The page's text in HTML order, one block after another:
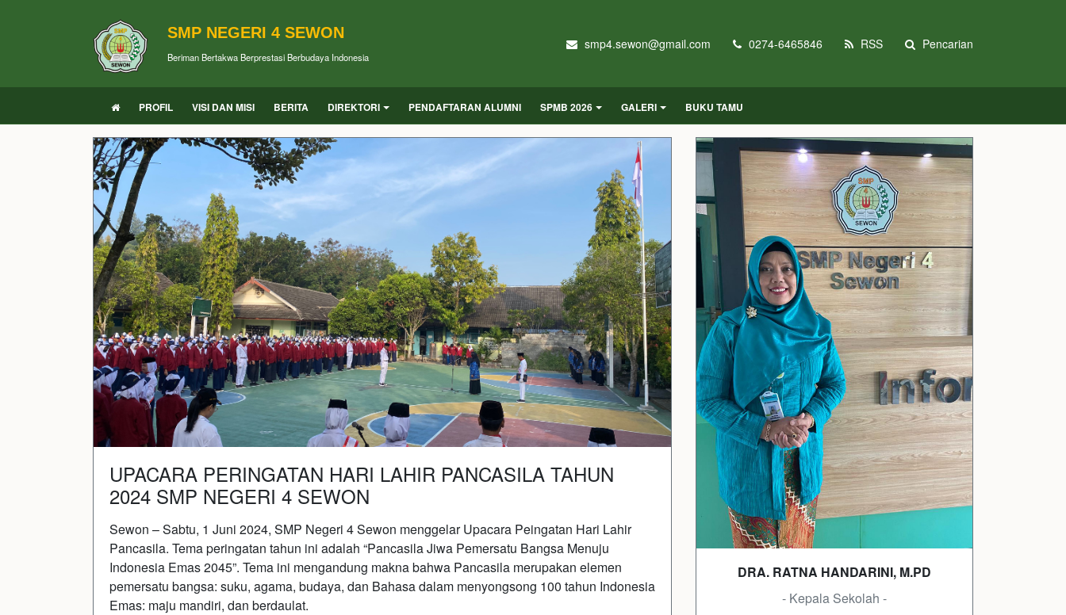
SMP NEGERI 4 SEWON
Beriman Bertakwa Berprestasi Berbudaya Indonesia
smp4.sewon@gmail.com 0274-6465846 RSS Pencarian
PROFIL VISI DAN MISI BERITA DIREKTORI PENDAFTARAN ALUMNI SPMB 2026 GALERI BUKU TAMU
UPACARA PERINGATAN HARI LAHIR PANCASILA TAHUN
2024 SMP NEGERI 4 SEWON
Sewon – Sabtu, 1 Juni 2024, SMP Negeri 4 Sewon menggelar Upacara Peingatan Hari Lahir
Pancasila. Tema peringatan tahun ini adalah “Pancasila Jiwa Pemersatu Bangsa Menuju
Indonesia Emas 2045”. Tema ini mengandung makna bahwa Pancasila merupakan elemen
pemersatu bangsa: suku, agama, budaya, dan Bahasa dalam menyongsong 100 tahun Indonesia
Emas: maju mandiri, dan berdaulat.
DRA. RATNA HANDARINI, M.PD
- Kepala Sekolah -